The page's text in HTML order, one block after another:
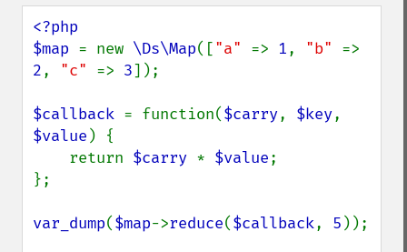
<?php
$map = new \Ds\Map(["a" => 1, "b"
2, "c" => 3]);
$callback = function($carry, $key
$value ) {
    return
$carry * $value;
};
var_dump($map->reduce($callback, 5 ));